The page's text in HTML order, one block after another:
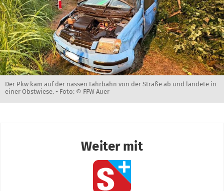
Der Pkw kam auf der nassen Fahrbahn von der Straße ab und landete in
einer Obstwiese. - Foto: © FFW Auer